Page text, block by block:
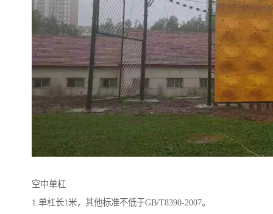
空中单杠
1.单杠长1米，其他标准不低于GB/T8390-2007。